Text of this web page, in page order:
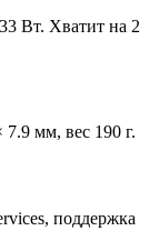
Вт. Хватит на 2
мм, вес 190 г.
поддержка